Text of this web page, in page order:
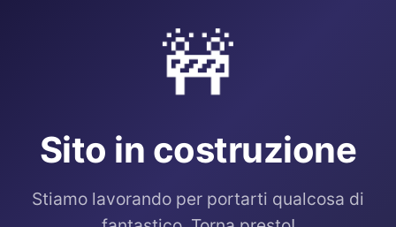
🚧
Sito in costruzione
Stiamo lavorando per portarti qualcosa di